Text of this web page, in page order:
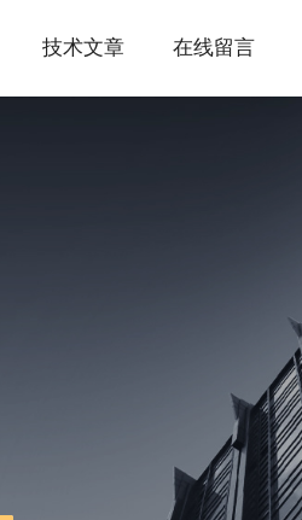
技术文章 在线留言